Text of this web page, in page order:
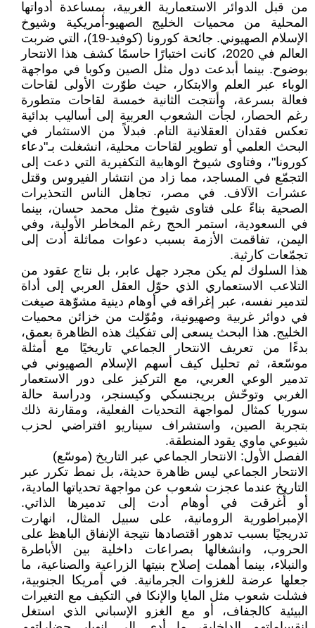
من قبل الدوائر الاستعمارية الغربية، بمساعدة أدواتها
المحلية من محميات الخليج الصهيو-أمريكية وشيوخ
الإسلام الصهيوني. جائحة كورونا (كوفيد-19)، التي ضربت
العالم في 2020، كانت اختبارًا حاسمًا كشف هذا الانتحار
بوضوح. بينما أبدعت دول مثل الصين وكوبا في مواجهة
الوباء عبر العلم والابتكار، حيث طوّرت الأولى لقاحات
فعالة بسرعة، وأنتجت الثانية خمسة لقاحات متطورة
رغم الحصار، لجأت الشعوب العربية إلى أساليب بدائية
تعكس فقدان العقلانية التام. فبدلاً من الاستثمار في
البحث العلمي أو تطوير لقاحات محلية، انشغلت بـ"دعاء
كورونا"، وفتاوى شيوخ الوهابية التكفيرية التي دعت إلى
التجمّع في المساجد، مما زاد من انتشار الفيروس وقتل
عشرات الآلاف. في مصر، تجاهل الناس التحذيرات
الصحية بناءً على فتاوى شيوخ مثل محمد حسان، بينما
في السعودية، استمر الحج رغم المخاطر الأولية، وفي
اليمن، تفاقمت الأزمة بسبب دعوات مماثلة أدت إلى
تجمّعات كارثية.
هذا السلوك لم يكن مجرد جهل عابر، بل نتاج عقود من
التلاعب الاستعماري الذي حوّل العقل العربي إلى أداة
لتدمير نفسه، عبر إغراقه في أوهام دينية مشوّهة صيغت
في دوائر غربية وصهيونية، ومُوّلت من خزائن محميات
الخليج. هذا البحث يسعى إلى تفكيك هذه الظاهرة بعمق،
بدءًا من تعريف الانتحار الجماعي تاريخيًا مع أمثلة
موسّعة، ثم تحليل كيف أسهم الإسلام الصهيوني في
تدمير الوعي العربي، مع التركيز على دور الاستعمار
الغربي وتوحّش بريجنسكي وكيسنجر، ودراسة حالة
سوريا كمثال لمواجهة التحديات الفعلية، ومقارنة ذلك
بتجربة الصين، واستشراف سيناريو افتراضي لحزب
شيوعي ماوي يقود المنطقة.
الفصل الأول: الانتحار الجماعي عبر التاريخ (موسّع)
الانتحار الجماعي ليس ظاهرة حديثة، بل نمط تكرر عبر
التاريخ عندما عجزت شعوب عن مواجهة تحدياتها المادية،
أو أُغرقت في أوهام أدت إلى تدميرها الذاتي.
الإمبراطورية الرومانية، على سبيل المثال، انهارت
تدريجيًا بسبب تدهور اقتصادها نتيجة الإنفاق الباهظ على
الحروب، وانشغالها بصراعات داخلية بين الأباطرة
والنبلاء، بينما أهملت إصلاح بنيتها الزراعية والصناعية، ما
جعلها عرضة للغزوات الجرمانية. في أمريكا الجنوبية،
فشلت شعوب مثل المايا والإنكا في التكيف مع التغيرات
البيئية كالجفاف، أو مع الغزو الإسباني الذي استغل